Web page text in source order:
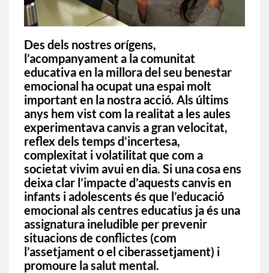
Des dels nostres orígens,
l’acompanyament a la comunitat
educativa en la millora del seu benestar
emocional ha ocupat una espai molt
important en la nostra acció. Als últims
anys hem vist com la realitat a les aules
experimentava canvis a gran velocitat,
reflex dels temps d’incertesa,
complexitat i volatilitat que com a
societat vivim avui en dia. Si una cosa ens
deixa clar l’impacte d’aquests canvis en
infants i adolescents és que l’educació
emocional als centres educatius ja és una
assignatura ineludible per prevenir
situacions de conflictes (com
l’assetjament o el ciberassetjament) i
promoure la salut mental.